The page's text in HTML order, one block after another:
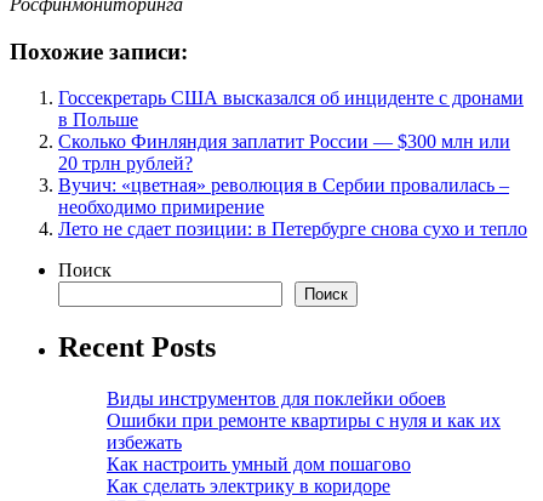
Похожие записи:
Госсекретарь США высказался об инциденте с дронами
в Польше
Сколько Финляндия заплатит России — $300 млн или
20 трлн рублей?
Вучич: «цветная» революция в Сербии провалилась –
необходимо примирение
Лето не сдает позиции: в Петербурге снова сухо и тепло
Поиск
Поиск
Recent Posts
Виды инструментов для поклейки обоев
Ошибки при ремонте квартиры с нуля и как их
избежать
Как настроить умный дом пошагово
Как сделать электрику в коридоре